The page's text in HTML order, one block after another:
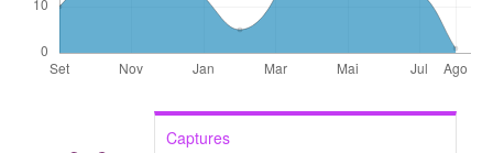
Captures